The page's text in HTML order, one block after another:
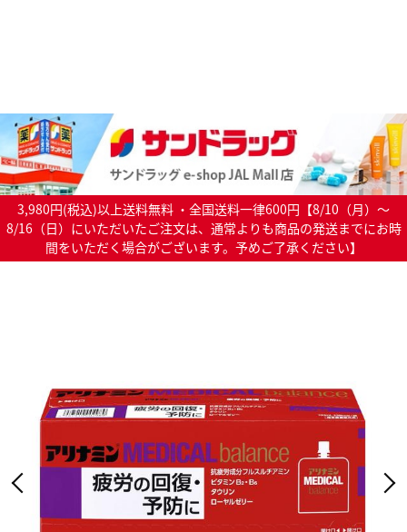
3,980円(税込)以上送料無料 ・全国送料一律600円【8/10（月）～
8/16（日）にいただいたご注文は、通常よりも商品の発送までにお時
間をいただく場合がございます。予めご了承ください】